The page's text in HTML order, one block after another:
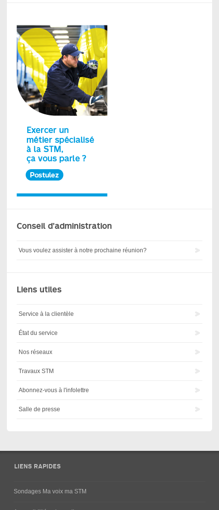
Conseil d’administration
Vous voulez assister à notre prochaine réunion?
Liens utiles
Service à la clientèle
État du service
Nos réseaux
Travaux STM
Abonnez-vous à l'infolettre
Salle de presse
LIENS RAPIDES
Sondages Ma voix ma STM